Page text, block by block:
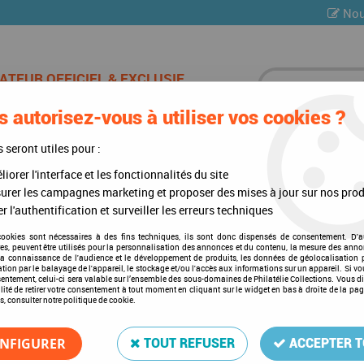
DE CHAMPAGNE
Adhésives Easy * Exclusif * >Easy Noir (Z)>
Bandes Davo Easy Noir Z20
Soyez le premier à donner votre
DA41020
autorisez-vous à utiliser vos cookies ?
seront utiles pour :
l'interface et les fonctionnalités du site
les campagnes marketing et proposer des mises à jour sur nos
l'authentification et surveiller les erreurs techniques
sont nécessaires à des fins techniques, ils sont donc dispensés de consentement.
peuvent être utilisés pour la personnalisation des annonces et du contenu, la mesure des
connaissance de l'audience et le développement de produits, les données de géolocalisation
par le balayage de l'appareil, le stockage et/ou l'accès aux informations sur un appareil. Si
celui-ci sera valable sur l’ensemble des sous-domaines de Philatélie Collections. Vous
de retirer votre consentement à tout moment en cliquant sur le widget en bas à droite de la
consulter notre politique de cookie.
TOUT REFUSER ACCEPTER